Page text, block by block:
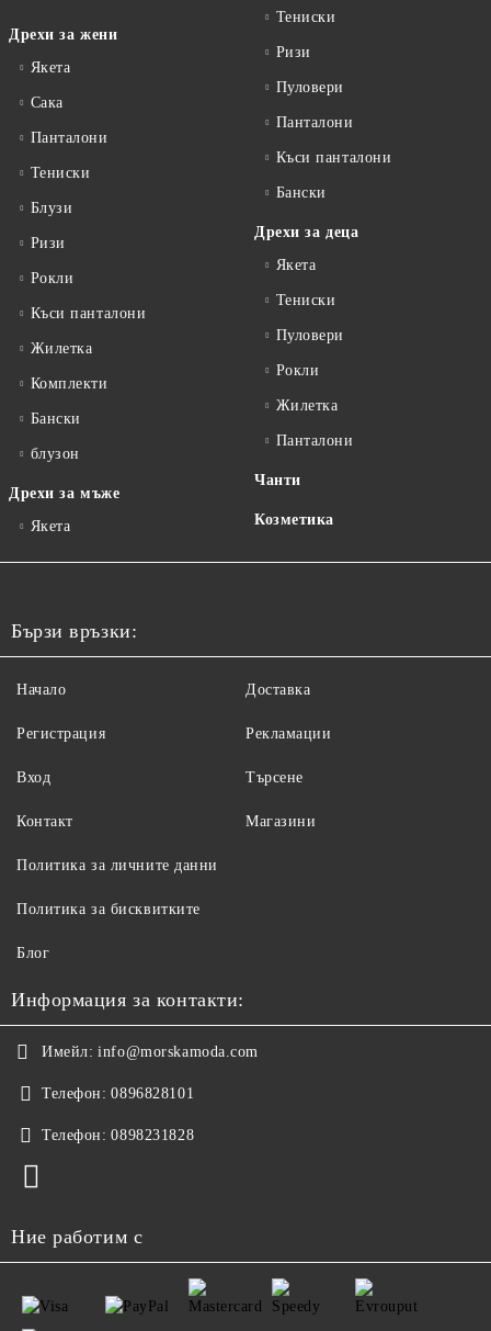
Дрехи за жени
Якета
Сакa
Панталони
Тениски
Блузи
Ризи
Рокли
Къси панталони
Жилетка
Комплекти
Бански
блузон
Дрехи за мъже
Якета
Тениски
Ризи
Пуловери
Панталони
Къси панталони
Бански
Дрехи за деца
Якета
Тениски
Пуловери
Рокли
Жилетка
Панталони
Чанти
Козметика
Бързи връзки:
Начало
Регистрация
Вход
Контакт
Доставка
Рекламации
Търсене
Магазини
Политика за личните данни
Политика за бисквитките
Блог
Информация за контакти:
Имейл: info@morskamoda.com
Телефон: 0896828101
Телефон: 0898231828
Ние работим с